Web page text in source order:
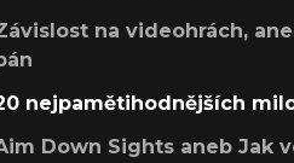
na videohrách,
nejpamětihodnějších
Down Sights aneb Jak